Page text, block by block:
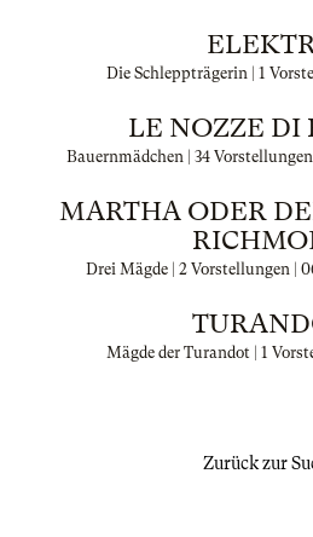
Die Schleppträgerin | 1
LE NOZZE DI
Bauernmädchen | 34 Vorstellungen
MARTHA ODER
Drei Mägde | 2 Vorstellungen |
Mägde der Turandot | 1
Zurück zur